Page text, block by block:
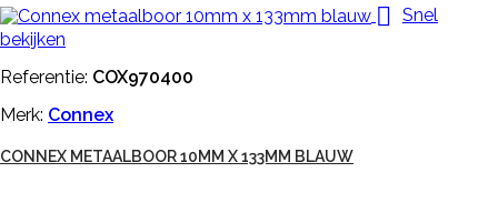
 Snel
bekijken
Referentie: COX970400
Merk: Connex
CONNEX METAALBOOR 10MM X 133MM BLAUW